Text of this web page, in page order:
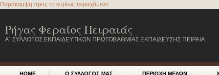
Παράκαμψη προς το κυρίως περιεχόμενο
Ρήγας Φεραίος Πειραιάς
Α΄ ΣΥΛΛΟΓΟΣ ΕΚΠΑΙΔΕΥΤΙΚΩΝ ΠΡΩΤΟΒΑΘΜΙΑΣ ΕΚΠΑΙΔΕΥΣΗΣ ΠΕΙΡΑΙΑ
HOME Ο ΣΥΛΛΟΓΟΣ ΜΑΣ ΠΕΡΙΟΧΗ ΜΕΛΩΝ